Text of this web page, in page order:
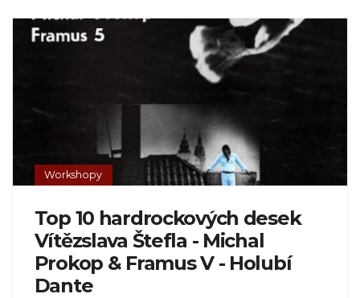
Workshopy
Top 10 hardrockových desek
Vítězslava Štefla - Michal
Prokop & Framus V - Holubí
Dante